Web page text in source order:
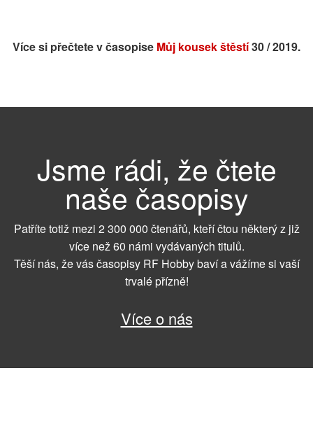
Více si přečtete v časopise Můj kousek štěstí30 / 2019.
Jsme rádi, že čtete
naše časopisy
Patříte totiž mezi 2 300 000 čtenářů, kteří čtou některý z již
více než 60 námi vydávaných titulů.
Těší nás, že vás časopisy RF Hobby baví a vážíme si vaší
trvalé přízně!
Více o nás